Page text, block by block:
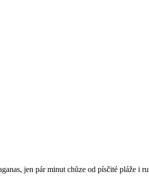
jen pár minut chůze od písčité pláže i